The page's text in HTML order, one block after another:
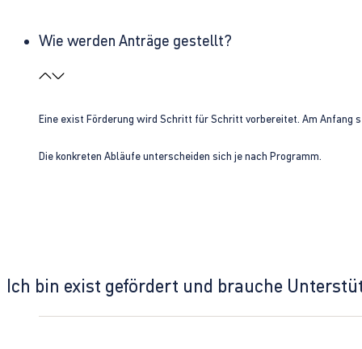
Wie werden Anträge gestellt?
Eine exist Förderung wird Schritt für Schritt vorbereitet. Am Anfang
Die konkreten Abläufe unterscheiden sich je nach Programm.
Ich bin exist gefördert und brauche